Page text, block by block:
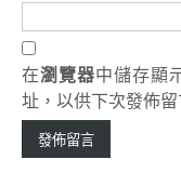
在瀏覽器中儲存顯
址，以供下次發佈留